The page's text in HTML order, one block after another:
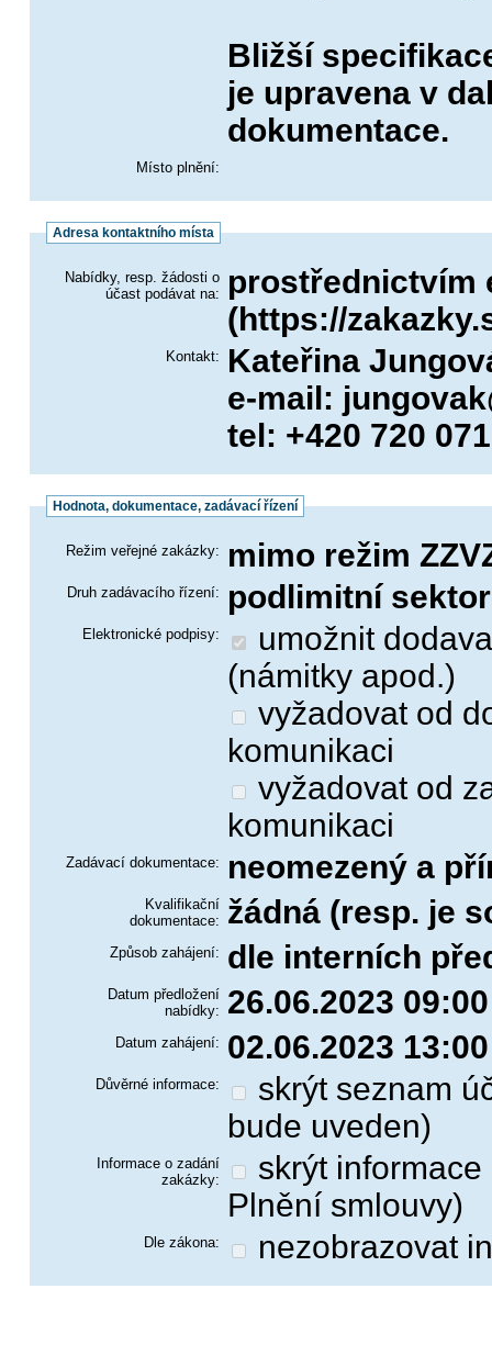
Bližší
je upravena v
dokumentace.
Místo plnění:
Adresa kontaktního místa
Nabídky, resp. žádosti o
účast podávat na:
prostřednictvím
(https://
Kontakt:
Kateřina
e-mail:
tel: +420 720
Hodnota, dokumentace, zadávací řízení
Režim veřejné zakázky: mimo režim
Druh zadávacího řízení: podlimitní
Elektronické podpisy:
(námitky apod.)
komunikaci
komunikaci
Zadávací dokumentace: neomezený a
Kvalifikační
dokumentace: žádná (resp. je
Způsob zahájení: dle interních
Datum předložení
nabídky: 26.06.2023 09:00
Datum zahájení: 02.06.2023 13:00
Důvěrné informace:
bude uveden)
Informace o zadání
zakázky:
Plnění smlouvy)
Dle zákona: nezobrazovat